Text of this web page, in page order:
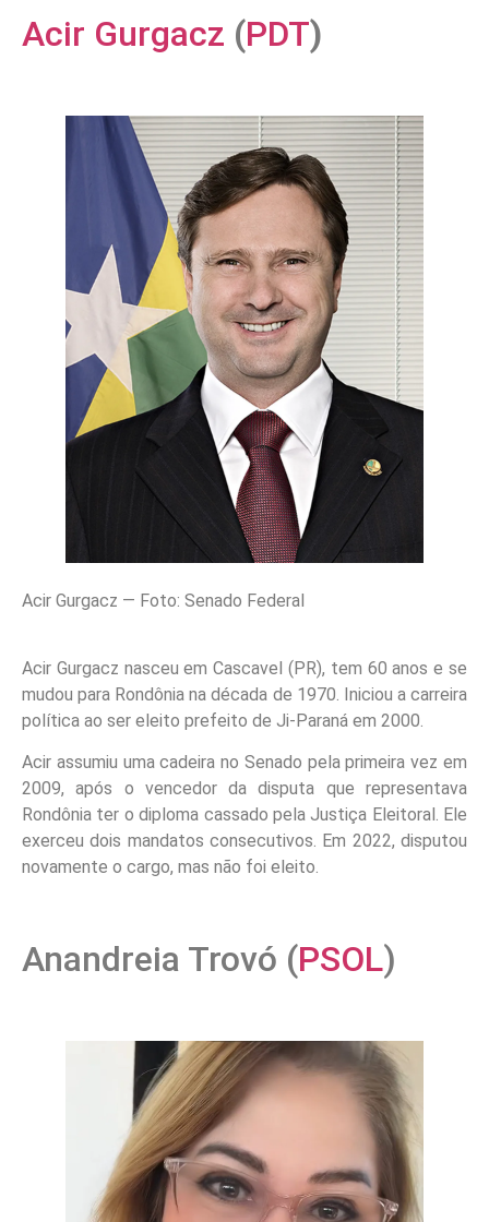
Acir Gurgacz (PDT)
Acir Gurgacz — Foto: Senado Federal
Acir Gurgacz nasceu em Cascavel (PR), tem 60 anos e se
mudou para Rondônia na década de 1970. Iniciou a carreira
política ao ser eleito prefeito de Ji-Paraná em 2000.
Acir assumiu uma cadeira no Senado pela primeira vez em
2009, após o vencedor da disputa que representava
Rondônia ter o diploma cassado pela Justiça Eleitoral. Ele
exerceu dois mandatos consecutivos. Em 2022, disputou
novamente o cargo, mas não foi eleito.
Anandreia Trovó (PSOL)